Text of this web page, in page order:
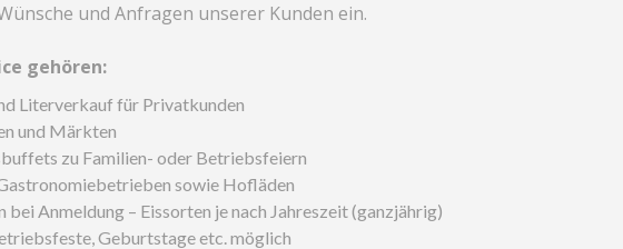
und Anfragen unserer Kunden ein.
gehören:
Literverkauf für Privatkunden
und Märkten
zu Familien- oder Betriebsfeiern
sowie Hofläden
bei Anmeldung – Eissorten je nach Jahreszeit (ganzjährig)
Geburtstage etc. möglich